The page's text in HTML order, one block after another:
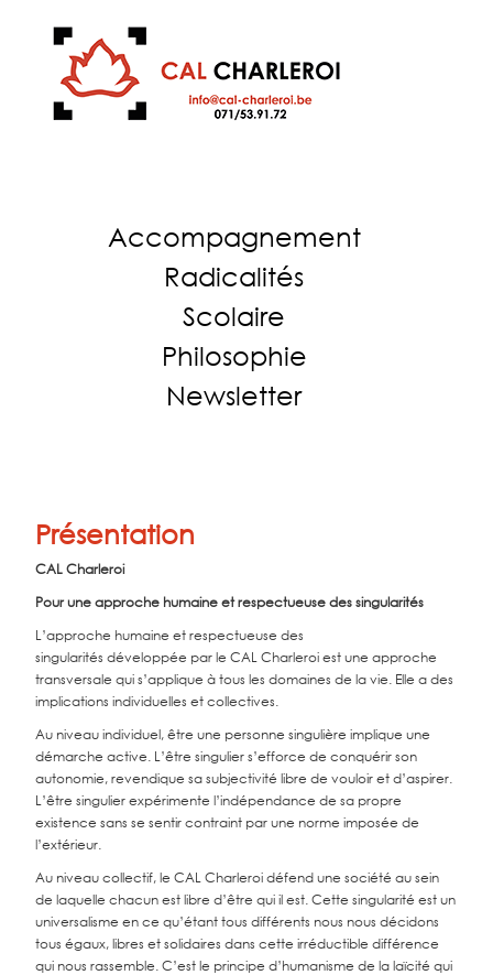
Accompagnement
Radicalités
Scolaire
Philosophie
Newsletter
Présentation
CAL Charleroi
Pour une approche humaine et respectueuse des singularités
L’approche humaine et respectueuse des
singularitésdéveloppée par le CAL Charleroiest une approche
transversale qui s’applique à tous les domaines de la vie. Elle a des
implications individuelles et collectives.
Au niveau individuel, être une personne singulière implique une
démarche active. L’être singulier s’efforce de conquérir son
autonomie, revendique sa subjectivité libre de vouloir et d’aspirer.
L’être singulier expérimente l’indépendance de sa propre
existence sans se sentir contraint par une norme imposée de
l’extérieur.
Au niveau collectif, le CAL Charleroi défend une société au sein
de laquelle chacun est libre d’être qui il est. Cette singularité est un
universalisme en ce qu’étant tous différents nous nous décidons
tous égaux, libres et solidaires dans cette irréductible différence
qui nous rassemble. C’est le principe d’humanisme de la laïcité qui